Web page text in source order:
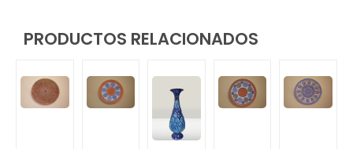
PRODUCTOS RELACIONADOS